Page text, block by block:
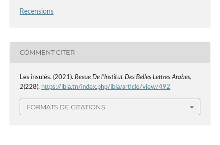
Recensions
COMMENT CITER
Les insulés. (2021). Revue De l’Institut Des Belles Lettres Arabes,
2(228). https://ibla.tn/index.php/ibla/article/view/492
FORMATS DE CITATIONS